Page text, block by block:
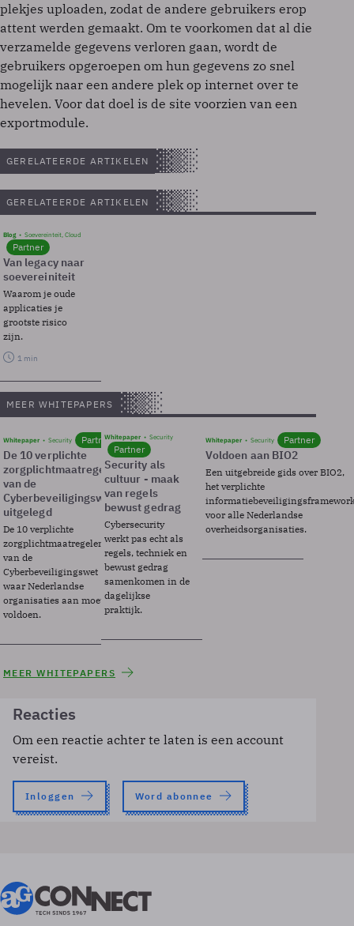
plekjes uploaden, zodat de andere gebruikers erop
attent werden gemaakt. Om te voorkomen dat al die
verzamelde gegevens verloren gaan, wordt de
gebruikers opgeroepen om hun gegevens zo snel
mogelijk naar een andere plek op internet over te
hevelen. Voor dat doel is de site voorzien van een
exportmodule.
GERELATEERDE ARTIKELEN
GERELATEERDE ARTIKELEN
Blog Soevereinteit, Cloud
Partner
Van legacy naar
soevereiniteit
Waarom je oude
applicaties je
grootste risico
zijn.
1 min
MEER WHITEPAPERS
Whitepaper Security Partner
De 10 verplichte
zorgplichtmaatregelen
van de
Cyberbeveiligingswet
uitgelegd
De 10 verplichte
zorgplichtmaatregelen
van de
Cyberbeveiligingswet
waar Nederlandse
organisaties aan moeten
voldoen.
Whitepaper Security
Partner
Security als
cultuur - maak
van regels
bewust gedrag
Cybersecurity
werkt pas echt als
regels, techniek en
bewust gedrag
samenkomen in de
dagelijkse
praktijk.
Whitepaper Security Partner
Voldoen aan BIO2
Een uitgebreide gids over BIO2,
het verplichte
voor alle Nederlandse
overheidsorganisaties.
MEER WHITEPAPERS
Reacties
Om een reactie achter te laten is een account
vereist.
Inloggen Word abonnee